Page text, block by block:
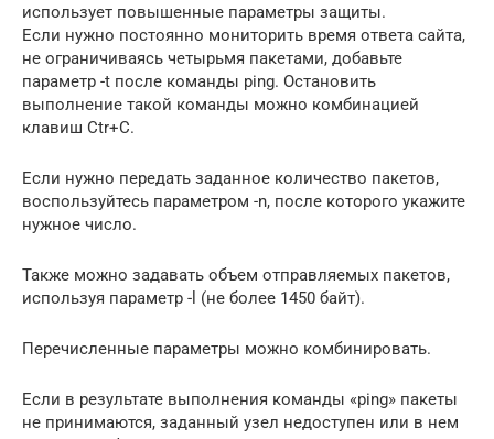
использует повышенные параметры защиты.
Если нужно постоянно мониторить время ответа сайта,
не ограничиваясь четырьмя пакетами, добавьте
параметр -t после команды ping. Остановить
выполнение такой команды можно комбинацией
клавиш Ctr+C.
Если нужно передать заданное количество пакетов,
воспользуйтесь параметром -n, после которого укажите
нужное число.
Также можно задавать объем отправляемых пакетов,
используя параметр -l (не более 1450 байт).
Перечисленные параметры можно комбинировать.
Если в результате выполнения команды «ping» пакеты
не принимаются, заданный узел недоступен или в нем